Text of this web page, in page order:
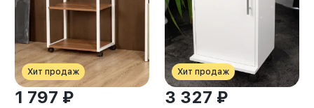
Хит продаж
1 797 ₽
Хит продаж
3 327 ₽